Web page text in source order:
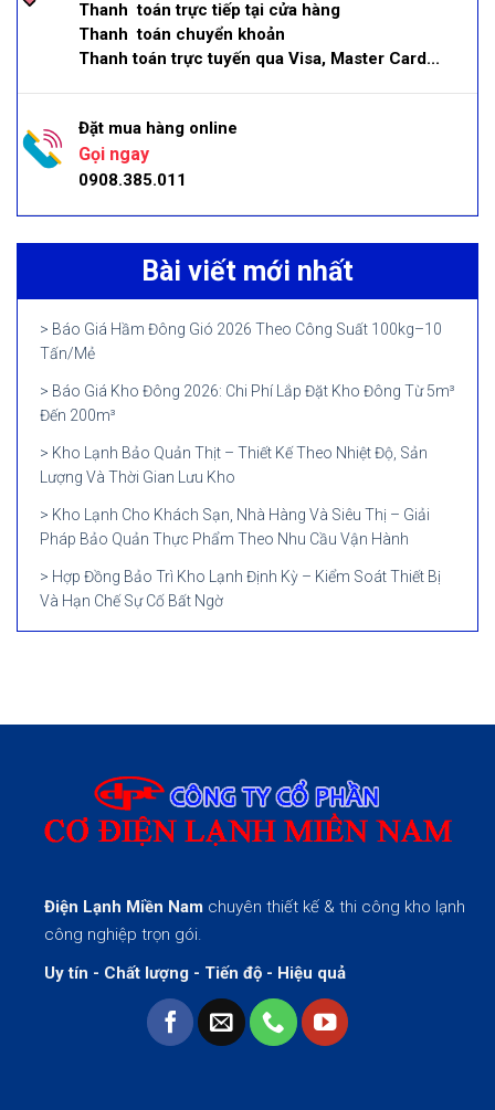
Thanh toán trực tiếp tại cửa hàng
Thanh toán chuyển khoản
Thanh toán trực tuyến qua Visa, Master Card...
Đặt mua hàng online
Gọi ngay
0908.385.011
Bài viết mới nhất
Báo Giá Hầm Đông Gió 2026 Theo Công Suất 100kg–10
Tấn/Mẻ
Báo Giá Kho Đông 2026: Chi Phí Lắp Đặt Kho Đông Từ 5m³
Đến 200m³
Kho Lạnh Bảo Quản Thịt – Thiết Kế Theo Nhiệt Độ, Sản
Lượng Và Thời Gian Lưu Kho
Kho Lạnh Cho Khách Sạn, Nhà Hàng Và Siêu Thị – Giải
Pháp Bảo Quản Thực Phẩm Theo Nhu Cầu Vận Hành
Hợp Đồng Bảo Trì Kho Lạnh Định Kỳ – Kiểm Soát Thiết Bị
Và Hạn Chế Sự Cố Bất Ngờ
Điện Lạnh Miền Namchuyên thiết kế & thi công kho lạnh
công nghiệp trọn gói.
Uy tín - Chất lượng - Tiến độ - Hiệu quả